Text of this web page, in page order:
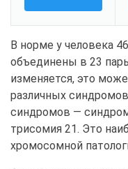
В норме у человека
объединены в 23
изменяется, это
различных
синдромов —
трисомия 21. Это
хромосомной